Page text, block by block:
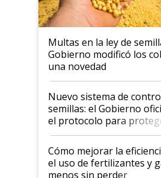
Multas en la ley de
Gobierno modificó los
una novedad
Nuevo sistema de
semillas: el Gobierno
el protocolo para
propiedad intelectual
Cómo mejorar la
el uso de fertilizantes y
menos sin perder